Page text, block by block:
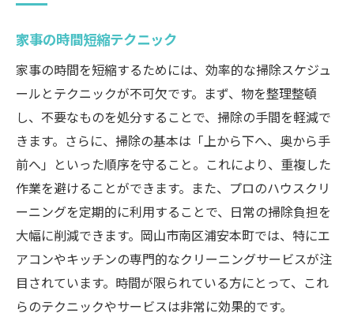
家事の時間短縮テクニック
家事の時間を短縮するためには、効率的な掃除スケジュ
ールとテクニックが不可欠です。まず、物を整理整頓
し、不要なものを処分することで、掃除の手間を軽減で
きます。さらに、掃除の基本は「上から下へ、奥から手
前へ」といった順序を守ること。これにより、重複した
作業を避けることができます。また、プロのハウスクリ
ーニングを定期的に利用することで、日常の掃除負担を
大幅に削減できます。岡山市南区浦安本町では、特にエ
アコンやキッチンの専門的なクリーニングサービスが注
目されています。時間が限られている方にとって、これ
らのテクニックやサービスは非常に効果的です。